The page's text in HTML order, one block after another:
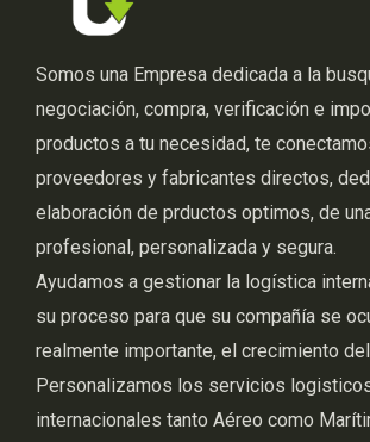
Somos una Empresa dedicada a la
negociación, compra, verificación e
productos a tu necesidad, te
proveedores y fabricantes directos,
elaboración de prductos optimos, de
profesional, personalizada y segura.
Ayudamos a gestionar la logística
su proceso para que su compañía se
realmente importante, el crecimiento
Personalizamos los servicios
internacionales tanto Aéreo como